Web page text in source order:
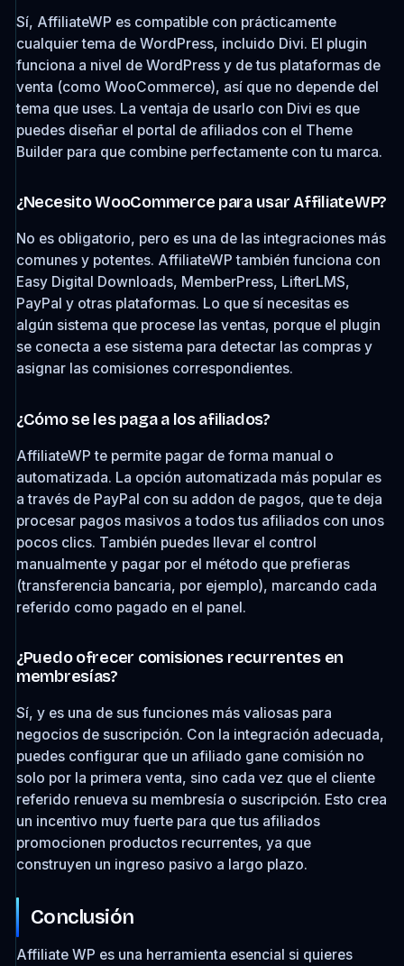
Sí, AffiliateWP es compatible con prácticamente
cualquier tema de WordPress, incluido Divi. El plugin
funciona a nivel de WordPress y de tus plataformas de
venta (como WooCommerce), así que no depende del
tema que uses. La ventaja de usarlo con Divi es que
puedes diseñar el portal de afiliados con el Theme
Builder para que combine perfectamente con tu marca.
¿Necesito WooCommerce para usar AffiliateWP?
No es obligatorio, pero es una de las integraciones más
comunes y potentes. AffiliateWP también funciona con
Easy Digital Downloads, MemberPress, LifterLMS,
PayPal y otras plataformas. Lo que sí necesitas es
algún sistema que procese las ventas, porque el plugin
se conecta a ese sistema para detectar las compras y
asignar las comisiones correspondientes.
¿Cómo se les paga a los afiliados?
AffiliateWP te permite pagar de forma manual o
automatizada. La opción automatizada más popular es
a través de PayPal con su addon de pagos, que te deja
procesar pagos masivos a todos tus afiliados con unos
pocos clics. También puedes llevar el control
manualmente y pagar por el método que prefieras
(transferencia bancaria, por ejemplo), marcando cada
referido como pagado en el panel.
¿Puedo ofrecer comisiones recurrentes en
membresías?
Sí, y es una de sus funciones más valiosas para
negocios de suscripción. Con la integración adecuada,
puedes configurar que un afiliado gane comisión no
solo por la primera venta, sino cada vez que el cliente
referido renueva su membresía o suscripción. Esto crea
un incentivo muy fuerte para que tus afiliados
promocionen productos recurrentes, ya que
construyen un ingreso pasivo a largo plazo.
Conclusión
Affiliate WP es una herramienta esencial si quieres